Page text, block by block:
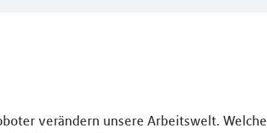
verändern unsere Arbeitswelt. Welche